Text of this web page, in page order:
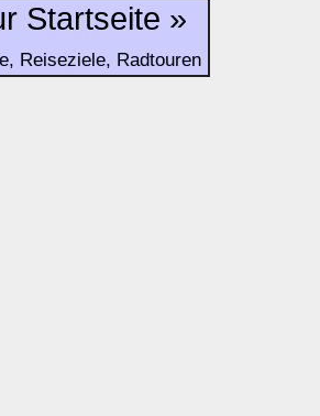
Zurück zur Startseite »
Reiseziele, Radtouren